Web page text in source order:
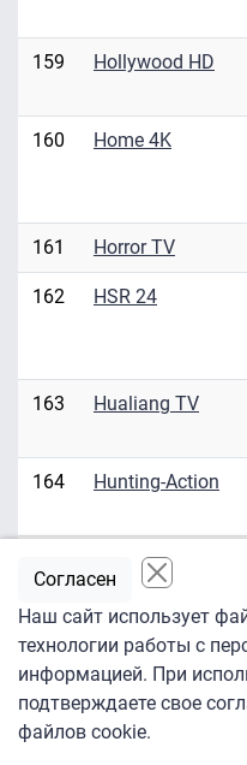
159 Hollywood HD
160 Home 4K
161 Horror TV
162 HSR 24
163 Hualiang TV
164 Hunting-Action
Hustler HD/3D
166 Hustler TV
167
ID Investigation
Discovery
Наш сайт использует
технологии работы с
информацией. При
подтверждаете свое
файлов cookie.
Согласен